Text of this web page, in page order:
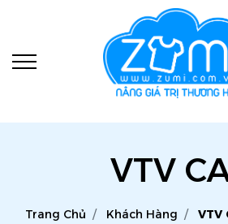
VTV
Trang Chủ Khách Hàng VTV